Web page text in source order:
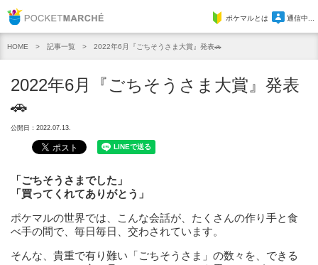
Pocket Marcheポケマルとは 通信中...
HOME 記事一覧 2022年6月『ごちそうさま大賞』発表🚗
2022年6月『ごちそうさま大賞』発表
🚗
公開日：2022.07.13.
「ごちそうさまでした」
「買ってくれてありがとう」
ポケマルの世界では、こんな会話が、たくさんの作り手と食
べ手の間で、毎日毎日、交わされています。
そんな、貴重で有り難い「ごちそうさま」の数々を、できる